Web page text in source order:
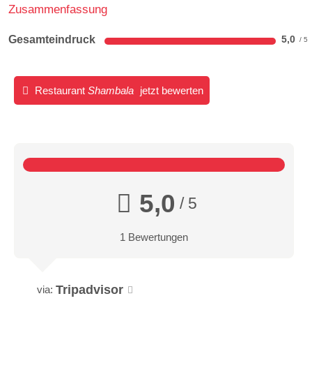
Zusammenfassung
Gesamteindruck 5,0
Restaurant Shambala jetzt bewerten
5,0 / 5
1 Bewertungen
via: Tripadvisor